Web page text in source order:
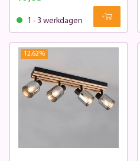
1 - 3 werkdagen
12.62%